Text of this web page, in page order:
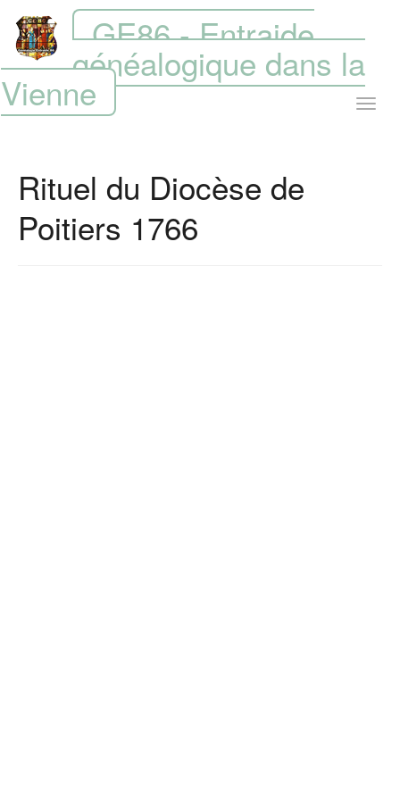
GE86 - Entraide
généalogique dans la
Vienne
Rituel du Diocèse de
Poitiers 1766